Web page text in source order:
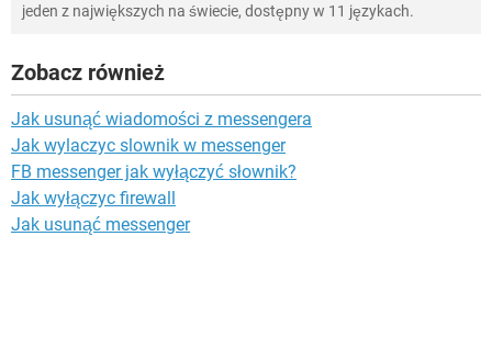
jeden z największych na świecie, dostępny w 11 językach.
Zobacz również
Jak usunąć wiadomości z messengera
Jak wylaczyc slownik w messenger
FB messenger jak wyłączyć słownik?
Jak wyłączyc firewall
Jak usunąć messenger